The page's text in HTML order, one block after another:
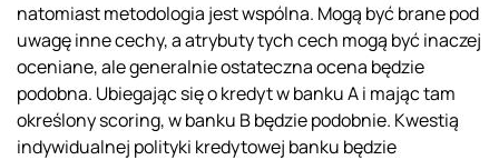
natomiast metodologia jest wspólna. Mogą być brane pod
uwagę inne cechy, a atrybuty tych cech mogą być inaczej
oceniane, ale generalnie ostateczna ocena będzie
podobna. Ubiegając się o kredyt w banku A i mając tam
określony scoring, w banku B będzie podobnie. Kwestią
indywidualnej polityki kredytowej banku będzie